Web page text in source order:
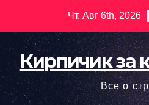
содержимому
Чт. Авг 6th, 2026
Кирпичик за
Все о